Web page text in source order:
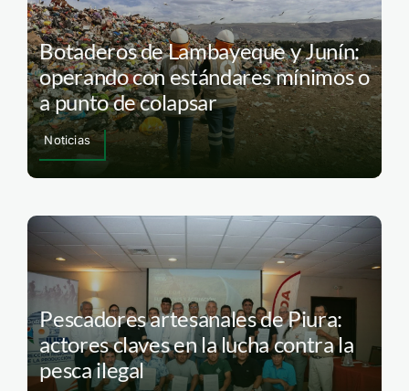
Botaderos de Lambayeque y Junín:
operando con estándares mínimos o
a punto de colapsar
Noticias
Pescadores artesanales de Piura:
actores claves en la lucha contra la
pesca ilegal